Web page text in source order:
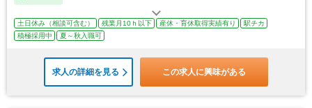
土日休み（相談可含む） 残業月10ｈ以下 産休・育休取得実績有り
駅チカ
積極採用中
夏～秋入職可
求人の詳細を見る この求人に興味がある